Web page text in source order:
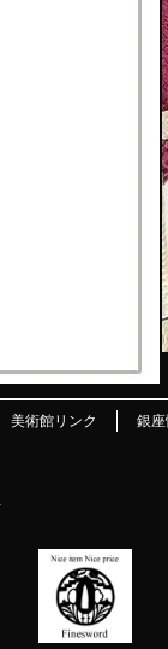
美術館リンク 銀座